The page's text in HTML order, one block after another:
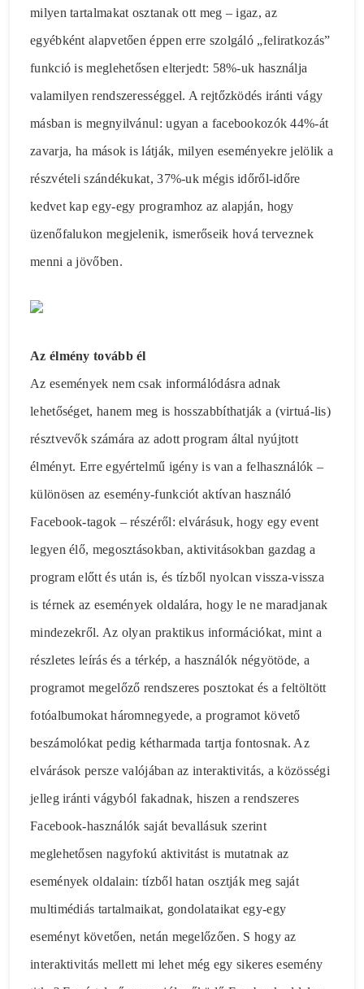
milyen tartalmakat osztanak ott meg – igaz, az
egyébként alapvetően éppen erre szolgáló „feliratkozás”
funkció is meglehetősen elterjedt: 58%-uk használja
valamilyen rendszerességgel. A rejtőzködés iránti vágy
másban is megnyilvánul: ugyan a facebookozók 44%-át
zavarja, ha mások is látják, milyen eseményekre jelölik a
részvételi szándékukat, 37%-uk mégis időről-időre
kedvet kap egy-egy programhoz az alapján, hogy
üzenőfalukon megjelenik, ismerőseik hová terveznek
menni a jövőben.
Az élmény tovább él
Az események nem csak informálódásra adnak
lehetőséget, hanem meg is hosszabbíthatják a (virtuá-lis)
résztvevők számára az adott program által nyújtott
élményt. Erre egyértelmű igény is van a felhasználók –
különösen az esemény-funkciót aktívan használó
Facebook-tagok – részéről: elvárásuk, hogy egy event
legyen élő, megosztásokban, aktivitásokban gazdag a
program előtt és után is, és tízből nyolcan vissza-vissza
is térnek az események oldalára, hogy le ne maradjanak
mindezekről. Az olyan praktikus információkat, mint a
részletes leírás és a térkép, a használók négyötöde, a
programot megelőző rendszeres posztokat és a feltöltött
fotóalbumokat háromnegyede, a programot követő
beszámolókat pedig kétharmada tartja fontosnak. Az
elvárások persze valójában az interaktivitás, a közösségi
jelleg iránti vágyból fakadnak, hiszen a rendszeres
Facebook-használók saját bevallásuk szerint
meglehetősen nagyfokú aktivitást is mutatnak az
események oldalain: tízből hatan osztják meg saját
multimédiás tartalmaikat, gondolataikat egy-egy
eseményt követően, netán megelőzően. S hogy az
interaktivitás mellett mi lehet még egy sikeres esemény